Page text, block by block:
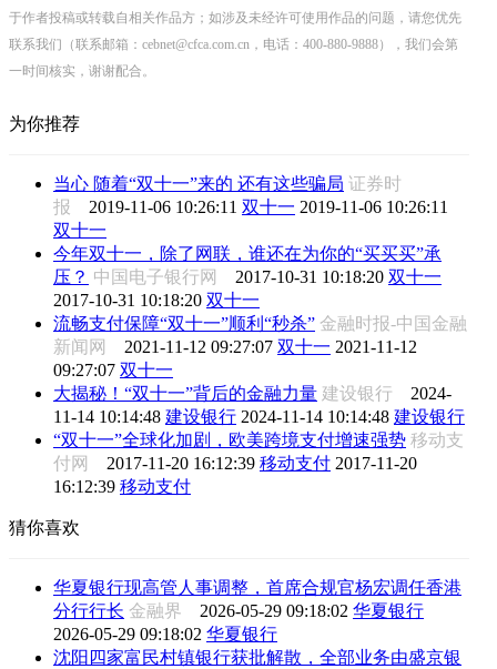
于作者投稿或转载自相关作品方；如涉及未经许可使用作品的问题，请您优先
联系我们（联系邮箱：cebnet@cfca.com.cn，电话：400-880-9888），我们会第
一时间核实，谢谢配合。
为你推荐
当心 随着“双十一”来的 还有这些骗局 证券时
报 2019-11-06 10:26:11 双十一 2019-11-06 10:26:11
双十一
今年双十一，除了网联，谁还在为你的“买买买”承
压？ 中国电子银行网 2017-10-31 10:18:20 双十一
2017-10-31 10:18:20 双十一
流畅支付保障“双十一”顺利“秒杀” 金融时报-中国金融
新闻网 2021-11-12 09:27:07 双十一 2021-11-12
09:27:07 双十一
大揭秘！“双十一”背后的金融力量 建设银行 2024-
11-14 10:14:48 建设银行 2024-11-14 10:14:48 建设银行
“双十一”全球化加剧，欧美跨境支付增速强势 移动支
付网 2017-11-20 16:12:39 移动支付 2017-11-20
16:12:39 移动支付
猜你喜欢
华夏银行现高管人事调整，首席合规官杨宏调任香港
分行行长 金融界 2026-05-29 09:18:02 华夏银行
2026-05-29 09:18:02 华夏银行
沈阳四家富民村镇银行获批解散，全部业务由盛京银